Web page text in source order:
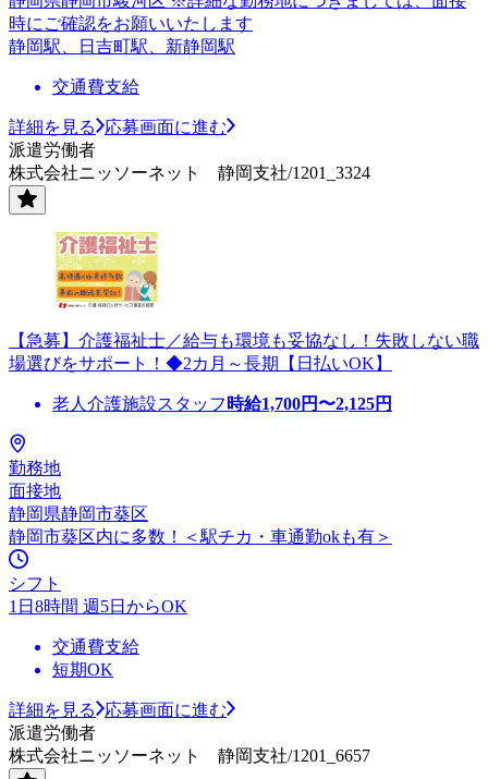
時にご確認をお願いいたします
静岡駅、日吉町駅、新静岡駅
交通費支給
詳細を見る
応募画面に進む
派遣労働者
株式会社ニッソーネット 静岡支社/1201_3324
【急募】介護福祉士／給与も環境も妥協なし！失敗しない職
場選びをサポート！◆2カ月～長期【日払いOK】
老人介護施設スタッフ 時給1,700円〜2,125円
勤務地
面接地
静岡県静岡市葵区
静岡市葵区内に多数！＜駅チカ・車通勤okも有＞
シフト
1日8時間 週5日からOK
交通費支給
短期OK
詳細を見る
応募画面に進む
派遣労働者
株式会社ニッソーネット 静岡支社/1201_6657